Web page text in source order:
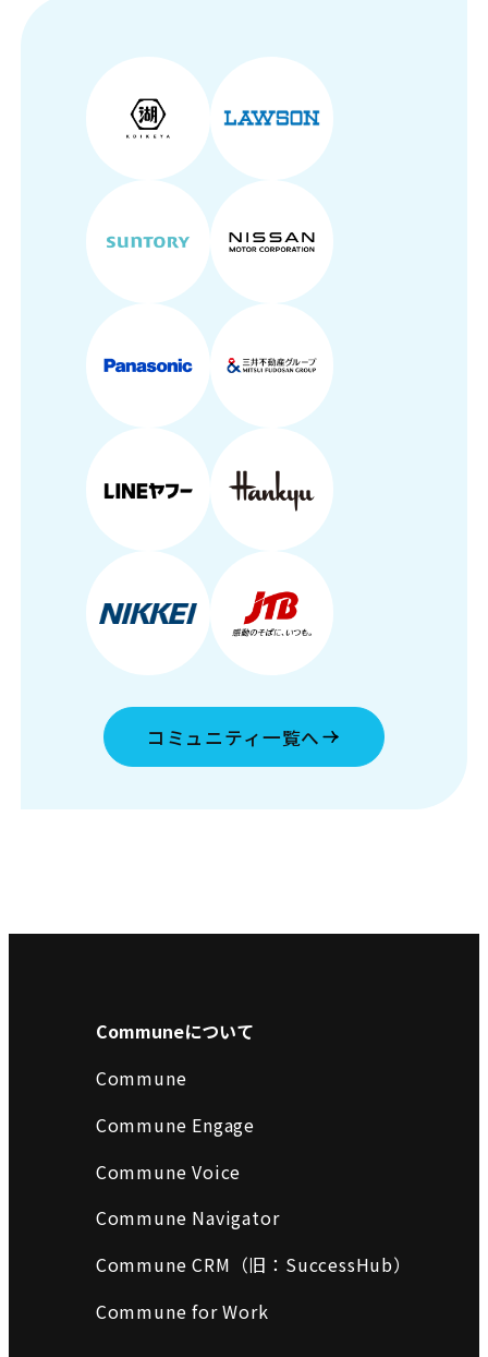
コミュニティ一覧へ
Communeについて
Commune
Commune Engage
Commune Voice
Commune Navigator
Commune CRM（旧：SuccessHub）
Commune for Work